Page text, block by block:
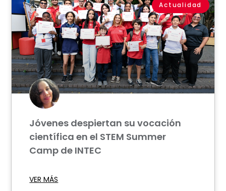
Actualidad
Jóvenes despiertan su vocación
científica en el STEM Summer
Camp de INTEC
VER MÁS